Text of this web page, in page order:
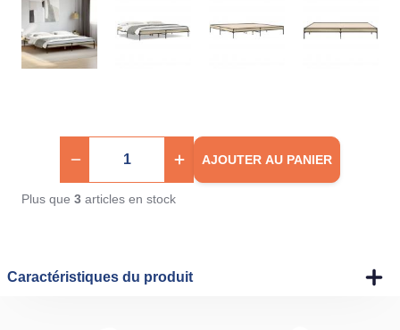
AJOUTER AU PANIER
Plus que 3 articles en stock
Caractéristiques du produit